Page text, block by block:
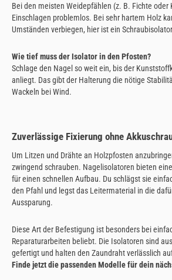
Bei den meisten Weidepfählen (z. B. Fichte oder
Einschlagen problemlos. Bei sehr hartem Holz
Umständen verbiegen, hier ist ein
Wie tief muss der Isolator in den Pfosten?
Schlage den Nagel so weit ein, bis der
anliegt. Das gibt der Halterung die nötige
Wackeln bei Wind.
Zuverlässige Fixierung ohne
Um Litzen und Drähte an Holzpfosten
zwingend schrauben. Nagelisolatoren bieten
für einen schnellen Aufbau. Du schlägst sie
den Pfahl und legst das Leitermaterial in die
Aussparung.
Diese Art der Befestigung ist besonders bei
Reparaturarbeiten beliebt. Die Isolatoren sind
gefertigt und halten den Zaundraht verlässlich
Finde jetzt die passenden Modelle für dein